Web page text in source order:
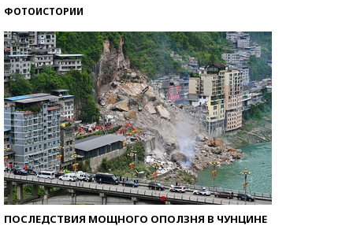
ФОТОИСТОРИИ
ПОСЛЕДСТВИЯ МОЩНОГО ОПОЛЗНЯ В ЧУНЦИНЕ